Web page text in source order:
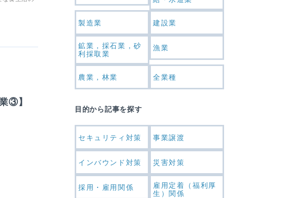
③】
製造業 建設業
鉱業，採石業，砂
利採取業
漁業
農業，林業 全業種
目的から記事を探す
セキュリティ対策 事業譲渡
インバウンド対策 災害対策
採用・雇用関係
雇用定着（福利厚
生）関係